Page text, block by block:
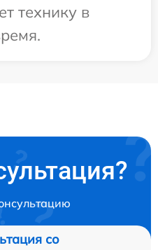
технику в
со